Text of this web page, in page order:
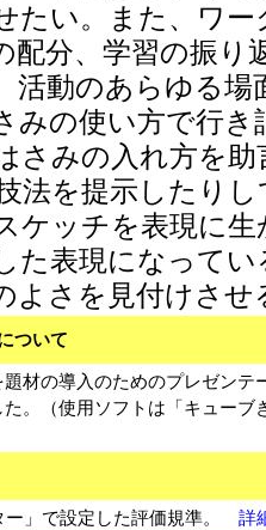
たい。また、ワ
配分、学習の振り
活動のあらゆる
みの使い方で行
さみの入れ方を
法を提示したり
ケッチを表現に
た表現になって
よさを見付けさせ
ついて
材の導入のためのプレゼンテ
た。（使用ソフトは「キュー
ー」で設定した評価規準。 詳